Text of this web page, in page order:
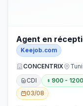
Agent en
Keejob.com
CONCENTRIX
CDI
900 -
03/08